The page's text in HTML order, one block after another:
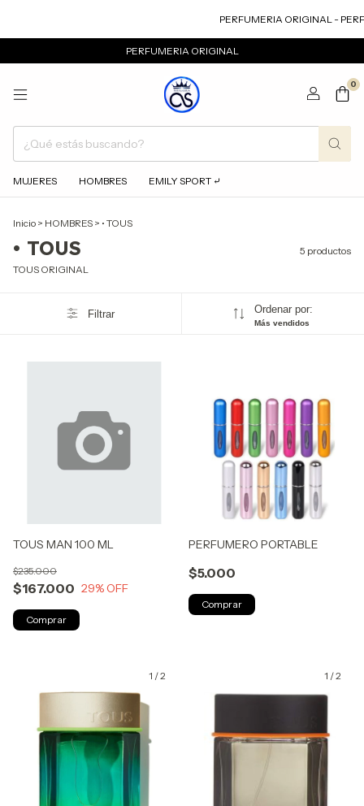
PERFUMERIA ORIGINAL -
PERFUMERIA ORIGINAL
0
MUJERES HOMBRES EMILY SPORT ⤶
Inicio > HOMBRES > • TOUS
• TOUS
5 productos
TOUS ORIGINAL
Filtrar Ordenar por:
Más vendidos
TOUS MAN 100 ML
$167.000
$235.000
29% OFF
PERFUMERO PORTABLE
$5.000
Comprar
1 /2 1 /2